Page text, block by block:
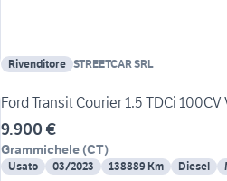
Rivenditore STREETCAR SRL
Ford Transit Courier 1.5 TDCi 100CV
9.900 €
Grammichele (CT)
Usato 03/2023 138889 Km Diesel